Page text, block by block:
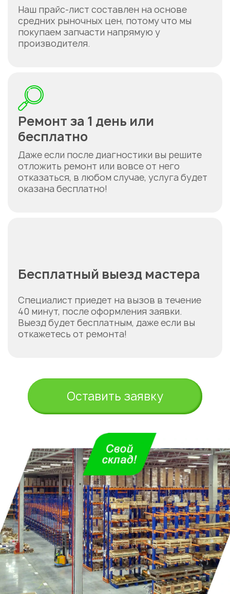
Наш прайс-лист составлен на основе
средних рыночных цен, потому что мы
покупаем запчасти напрямую у
производителя.
Ремонт за 1 день или
бесплатно
Даже если после диагностики вы решите
отложить ремонт или вовсе от него
отказаться, в любом случае, услуга будет
оказана бесплатно!
Бесплатный выезд мастера
Специалист приедет на вызов в течение
40 минут, после оформления заявки.
Выезд будет бесплатным, даже если вы
откажетесь от ремонта!
Оставить заявку